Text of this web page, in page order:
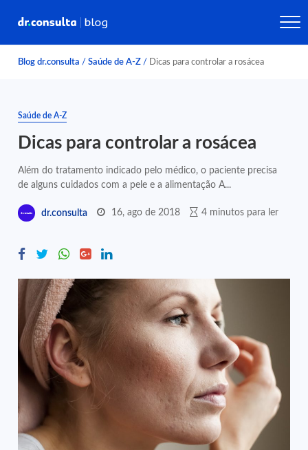
Blog dr.consulta / Saúde de A-Z / Dicas para controlar a rosácea
Saúde de A-Z
Dicas para controlar a rosácea
Além do tratamento indicado pelo médico, o paciente precisa
de alguns cuidados com a pele e a alimentação A...
dr.consulta 16, ago de 2018 4 minutos para ler